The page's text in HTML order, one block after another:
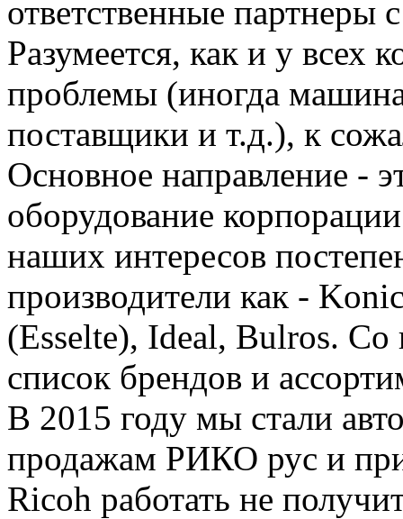
ответственные партнеры
Разумеется, как и у всех
проблемы (иногда
поставщики и т.д.), к
Основное направление -
оборудование
наших интересов
производители как -
(Esselte), Ideal, Bulros.
список брендов и
В 2015 году мы стали
продажам РИКО рус и
Ricoh работать не